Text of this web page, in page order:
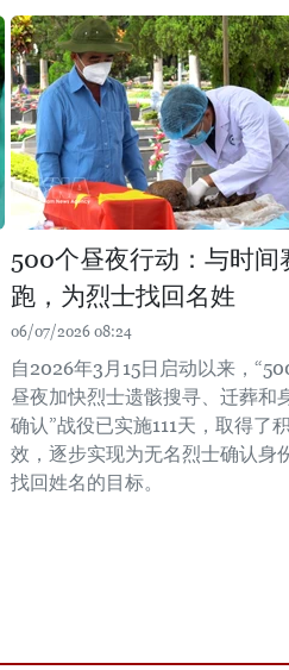
500个昼夜行动：与时间
跑，为烈士找回名姓
06/07/2026 08:24
自2026年3月15日启动以来，
昼夜加快烈士遗骸搜寻、迁葬和
确认”战役已实施111天，取得了
效，逐步实现为无名烈士确认身
找回姓名的目标。